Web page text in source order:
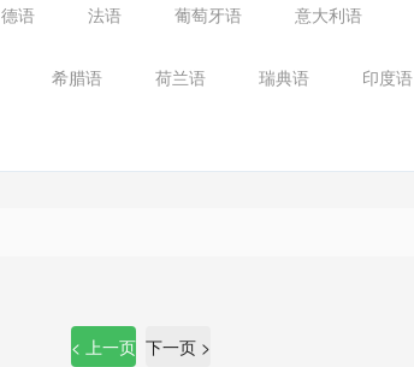
德语 法语 葡萄牙语 意大利语
希腊语 荷兰语 瑞典语 印度语
< 上一页 下一页 >